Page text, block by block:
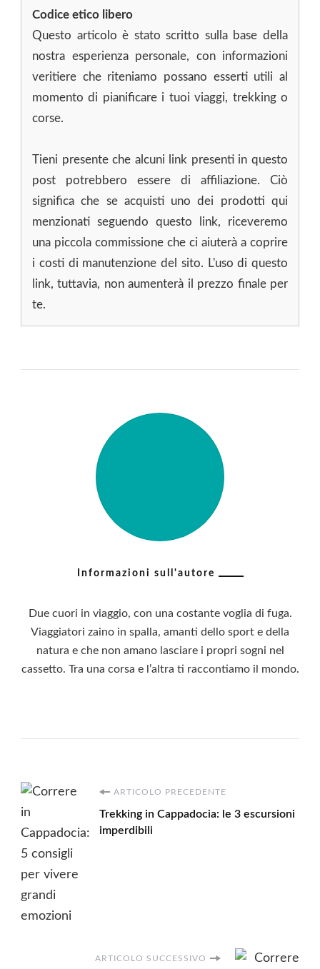
Codice etico libero
Questo articolo è stato scritto sulla base della
nostra esperienza personale, con informazioni
veritiere che riteniamo possano esserti utili al
momento di pianificare i tuoi viaggi, trekking o
corse.
Tieni presente che alcuni link presenti in questo
post potrebbero essere di affiliazione. Ciò
significa che se acquisti uno dei prodotti qui
menzionati seguendo questo link, riceveremo
una piccola commissione che ci aiuterà a coprire
i costi di manutenzione del sito. L'uso di questo
link, tuttavia, non aumenterà il prezzo finale per
te.
Informazioni sull'autore
Due cuori in viaggio, con una costante voglia di fuga.
Viaggiatori zaino in spalla, amanti dello sport e della
natura e che non amano lasciare i propri sogni nel
cassetto. Tra una corsa e l’altra ti raccontiamo il mondo.
Navigazione
articoli
ARTICOLO PRECEDENTE
Trekking in Cappadocia: le 3 escursioni
imperdibili
ARTICOLO SUCCESSIVO